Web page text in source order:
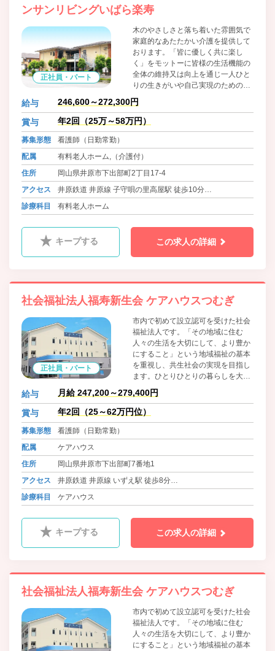
ンサンリビングいばら楽寿
正社員・パート
木のやさしさと落ち着いた雰囲気で
家庭的なあたたかい介護を提供して
おります。「皆に優しく共に楽し
く」をモットーに皆様の生活機能の
全体の維持又は向上を通じ一人ひと
りの生きがいや自己実現のための取
り組みを総合的に支援し、生活の質
の向上に努めております。食材は地
場のものにこだわり、魚は魚市場、
ただきたいと、和食を中心に洋食、
中華とバラエティに富んだメニュー
を用意し、管理栄養士がご入居者様
の体調や健康面も考慮して、栄養価
が高くバランスの取れた食事を毎日
給与 246,600～272,300円
賞与 年2回（25万～58万円）
募集形態
看護師（日勤常勤）
配属
有料老人ホーム,（介護付）
住所
岡山県井原市下出部町2丁目17-4
アクセス
井原鉄道 井原線 子守唄の里高屋駅 徒歩10分
バス 井原あいあいバス 下出部町二丁目 徒歩2分
診療科目 有料老人ホーム
キープする この求人の詳細
社会福祉法人福寿新生会 ケアハウスつむぎ
正社員・パート
市内で初めて設立認可を受けた社会
福祉法人です。「その地域に住む
人々の生活を大切にして、より豊か
にすること」という地域福祉の基本
を重視し、共生社会の実現を目指し
ます。ひとりひとりの暮らしを大切
にしたユニットケアのほか、地域交
流サロン・併設保育施設を通じた幅
広い世代の方々との交流を通じて充
実した生活を提供しています。
給与 月給 247,200～279,400円
賞与 年2回（25～62万円位）
募集形態
看護師（日勤常勤）
配属
ケアハウス
住所
岡山県井原市下出部町7番地1
アクセス
井原鉄道 井原線 いずえ駅 徒歩8分
バス 井笠バスカンパニー 上出部入口 徒歩5分
診療科目 ケアハウス
キープする この求人の詳細
社会福祉法人福寿新生会 ケアハウスつむぎ
市内で初めて設立認可を受けた社会
福祉法人です。「その地域に住む
人々の生活を大切にして、より豊か
にすること」という地域福祉の基本